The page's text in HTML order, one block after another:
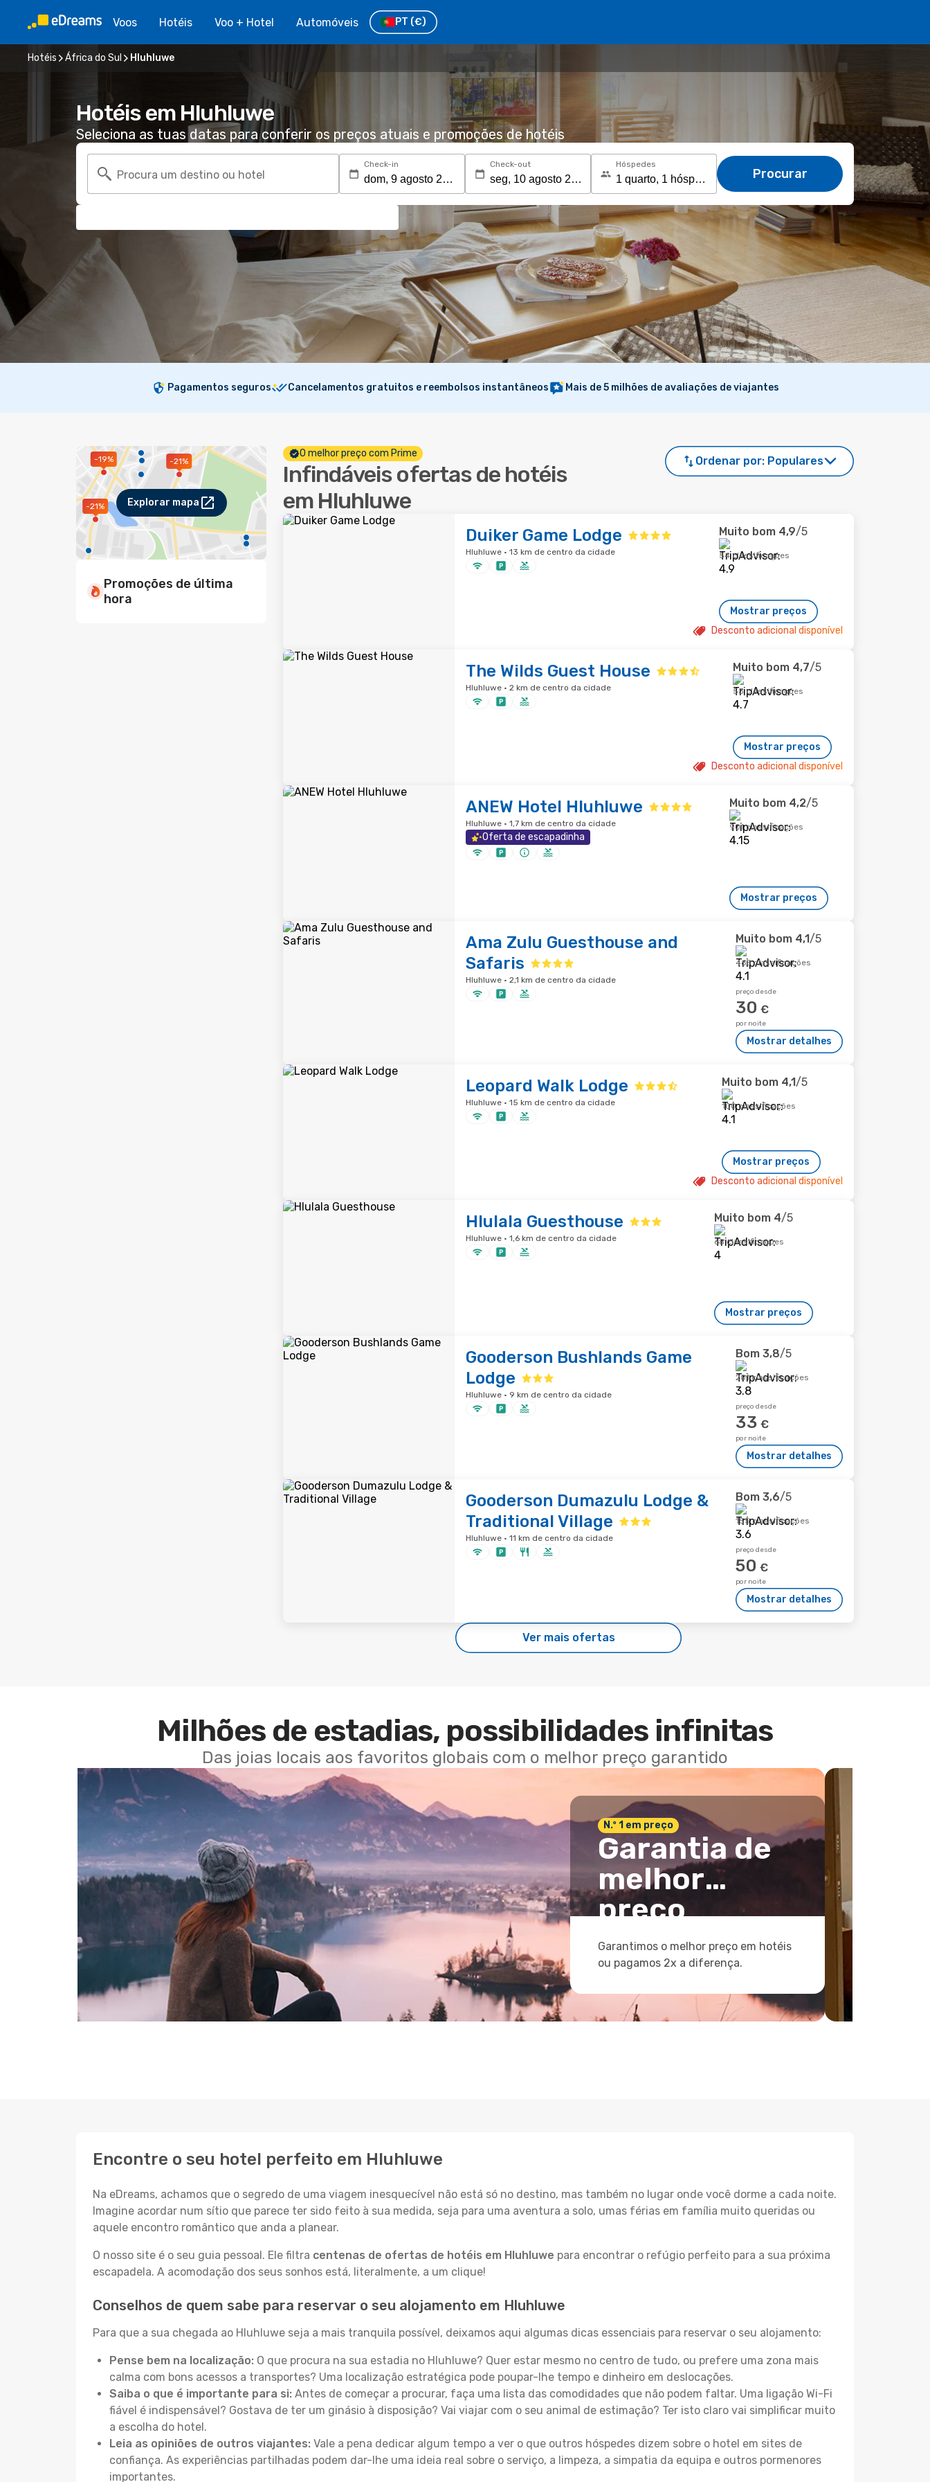
Voos Hotéis Voo + Hotel Automóveis PT (€)
Hotéis África do Sul Hluhluwe
Hotéis em Hluhluwe
Seleciona as tuas datas para conferir os preços atuais e promoções de hotéis
Procura um destino ou hotel
Check-in Check-out Hóspedes
Procurar
Pagamentos seguros Cancelamentos gratuitos e reembolsos instantâneos Mais de 5 milhões de avaliações de viajantes
-21%
-21%
-19%
Explorar mapa
Promoções de última
hora
O melhor preço com Prime
Infindáveis ofertas de hotéis
em Hluhluwe
Ordenar por: Populares
Duiker Game Lodge
Hluhluwe · 13 km de centro da cidade
Muito bom 4,9/5
54 classificações
Mostrar preços
Desconto adicional disponível
The Wilds Guest House
Hluhluwe · 2 km de centro da cidade
Muito bom 4,7/5
53 classificações
Mostrar preços
Desconto adicional disponível
ANEW Hotel Hluhluwe
Hluhluwe · 1,7 km de centro da cidade
Oferta de escapadinha
Muito bom 4,2/5
901 classificações
Mostrar preços
Ama Zulu Guesthouse and
Safaris
Hluhluwe · 2,1 km de centro da cidade
Muito bom 4,1/5
468 classificações
preço desde
30 €
por noite
Mostrar detalhes
Leopard Walk Lodge
Hluhluwe · 15 km de centro da cidade
Muito bom 4,1/5
100 classificações
Mostrar preços
Desconto adicional disponível
Hlulala Guesthouse
Hluhluwe · 1,6 km de centro da cidade
Muito bom 4/5
68 classificações
Mostrar preços
Gooderson Bushlands Game
Lodge
Hluhluwe · 9 km de centro da cidade
Bom 3,8/5
201 classificações
preço desde
33 €
por noite
Mostrar detalhes
Gooderson Dumazulu Lodge &
Traditional Village
Hluhluwe · 11 km de centro da cidade
Bom 3,6/5
155 classificações
preço desde
50 €
por noite
Mostrar detalhes
Ver mais ofertas
Milhões de estadias, possibilidades infinitas
Das joias locais aos favoritos globais com o melhor preço garantido
N.º 1 em preço
Garantia de
melhor
preço
Garantimos o melhor preço em hotéis
ou pagamos 2x a diferença.
Encontre o seu hotel perfeito em Hluhluwe
Na eDreams, achamos que o segredo de uma viagem inesquecível não está só no destino, mas também no lugar onde você dorme a cada noite.
Imagine acordar num sítio que parece ter sido feito à sua medida, seja para uma aventura a solo, umas férias em família muito queridas ou
aquele encontro romântico que anda a planear.
O nosso site é o seu guia pessoal. Ele filtra centenas de ofertas de hotéis em Hluhluwe para encontrar o refúgio perfeito para a sua próxima
escapadela. A acomodação dos seus sonhos está, literalmente, a um clique!
Conselhos de quem sabe para reservar o seu alojamento em Hluhluwe
Para que a sua chegada ao Hluhluwe seja a mais tranquila possível, deixamos aqui algumas dicas essenciais para reservar o seu alojamento:
Pense bem na localização: O que procura na sua estadia no Hluhluwe? Quer estar mesmo no centro de tudo, ou prefere uma zona mais
calma com bons acessos a transportes? Uma localização estratégica pode poupar-lhe tempo e dinheiro em deslocações.
Saiba o que é importante para si: Antes de começar a procurar, faça uma lista das comodidades que não podem faltar. Uma ligação Wi-Fi
fiável é indispensável? Gostava de ter um ginásio à disposição? Vai viajar com o seu animal de estimação? Ter isto claro vai simplificar muito
a escolha do hotel.
Leia as opiniões de outros viajantes: Vale a pena dedicar algum tempo a ver o que outros hóspedes dizem sobre o hotel em sites de
confiança. As experiências partilhadas podem dar-lhe uma ideia real sobre o serviço, a limpeza, a simpatia da equipa e outros pormenores
importantes.